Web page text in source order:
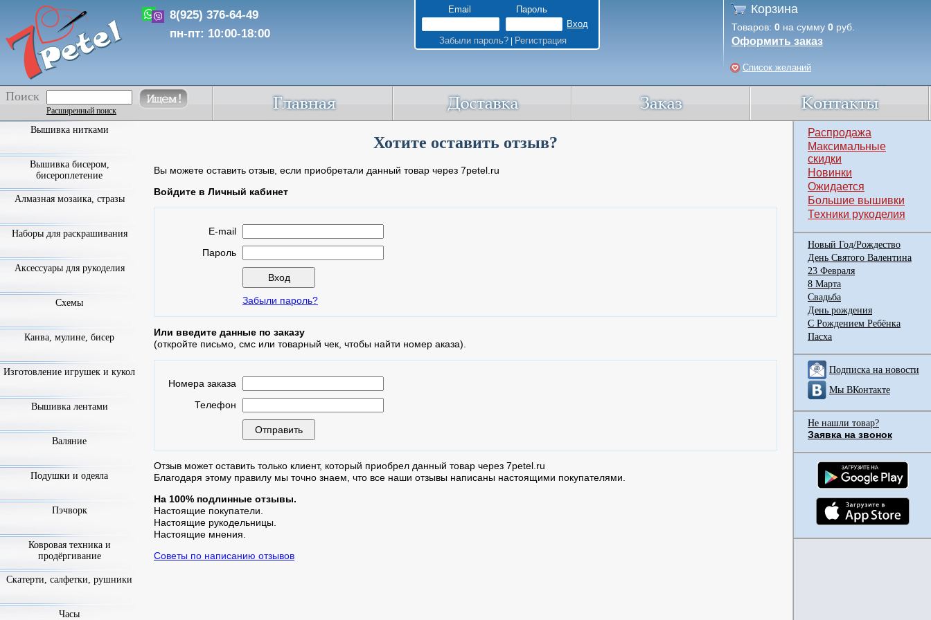
8(925) 376-64-49
пн-пт: 10:00-18:00
Email Пароль
Забыли пароль?| Регистрация
Корзина
Товаров: 0 на сумму 0 руб.
Оформить заказ
Список желаний
Поиск
Расширенный поиск
Хотите оставить отзыв?
Вы можете оставить отзыв, если приобретали данный товар через 7petel.ru
Войдите в Личный кабинет
E-mail
Пароль
Забыли пароль?
Или введите данные по заказу
(откройте письмо, смс или товарный чек, чтобы найти номер аказа).
Номера заказа
Телефон
Отзыв может оставить только клиент, который приобрел данный товар через 7petel.ru
Благодаря этому правилу мы точно знаем, что все наши отзывы написаны настоящими покупателями.
На 100% подлинные отзывы.
Настоящие покупатели.
Настоящие рукодельницы.
Настоящие мнения.
Советы по написанию отзывов
Вышивка нитками
Вышивка бисером,
бисероплетение
Алмазная мозаика, стразы
Наборы для раскрашивания
Аксессуары для рукоделия
Схемы
Канва, мулине, бисер
Изготовление игрушек и кукол
Вышивка лентами
Валяние
Подушки и одеяла
Пэчворк
Ковровая техника и
продёргивание
Скатерти, салфетки, рушники
Часы
Распродажа
Максимальные
скидки
Новинки
Ожидается
Большие вышивки
Техники рукоделия
Новый Год/Рождество
День Святого Валентина
23 Февраля
8 Марта
Свадьба
День рождения
С Рождением Ребёнка
Пасха
Подписка на новости
Мы ВКонтакте
Не нашли товар?
Заявка на звонок